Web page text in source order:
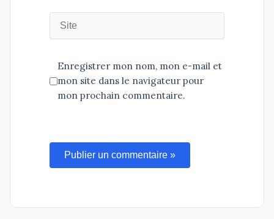
Enregistrer mon nom, mon e-mail et
mon site dans le navigateur pour
mon prochain commentaire.
Publier un commentaire »